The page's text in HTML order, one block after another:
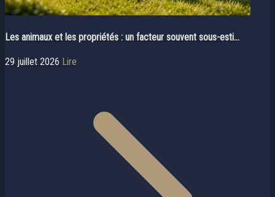
Les animaux et les propriétés : un facteur souvent sous-esti...
29 juillet 2026 Lire